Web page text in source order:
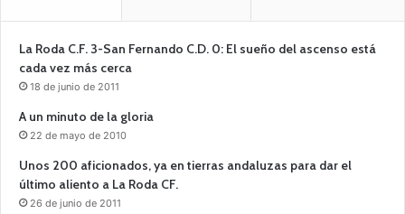
La Roda C.F. 3-San Fernando C.D. 0: El sueño del ascenso está
cada vez más cerca
18 de junio de 2011
A un minuto de la gloria
22 de mayo de 2010
Unos 200 aficionados, ya en tierras andaluzas para dar el
último aliento a La Roda CF.
26 de junio de 2011